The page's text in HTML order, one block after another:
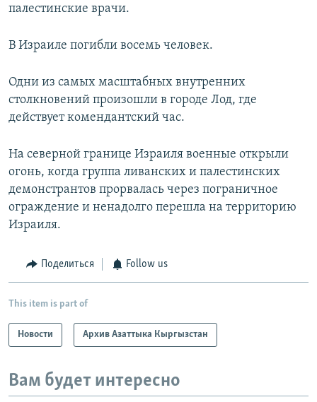
палестинские врачи.
В Израиле погибли восемь человек.
Одни из самых масштабных внутренних
столкновений произошли в городе Лод, где
действует комендантский час.
На северной границе Израиля военные открыли
огонь, когда группа ливанских и палестинских
демонстрантов прорвалась через пограничное
ограждение и ненадолго перешла на территорию
Израиля.
Поделиться Follow us
This item is part of
Новости Архив Азаттыка Кыргызстан
Вам будет интересно